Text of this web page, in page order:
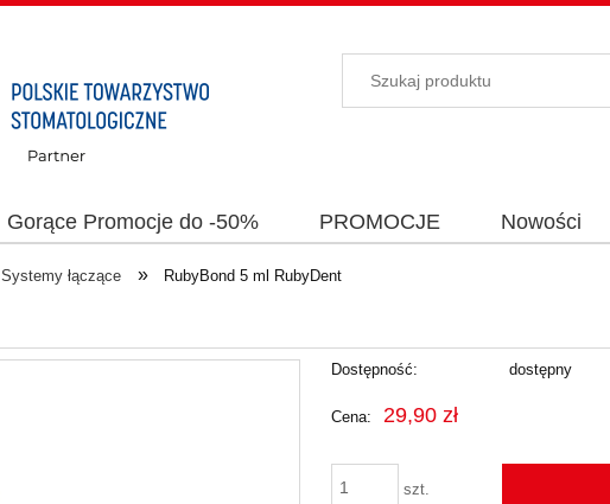
Gorące Promocje do -50% PROMOCJE Nowości
Systemy łączące » RubyBond 5 ml RubyDent
Dostępność: dostępny
Cena: 29,90 zł
szt.